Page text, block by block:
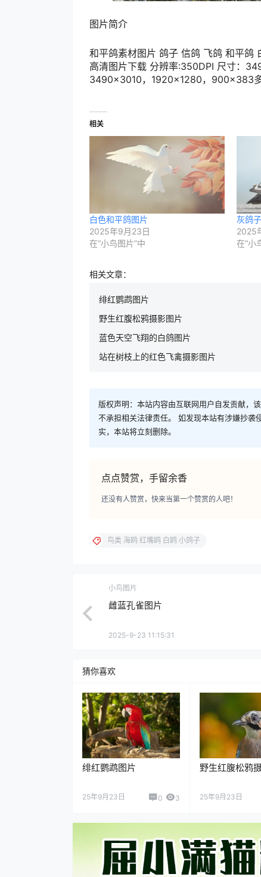
图片简介
和平鸽素材图片 鸽子 信鸽 飞鸽 和平鸽
高清图片下载 分辨率:350DPI 尺寸：
3490×3010，1920×1280，900×383多
相关
白色和平鸽图片
2025年9月23日
在“小鸟图片”中
灰鸽
2025
在“小
相关文章：
绯红鹦鹉图片
野生红腹松鸦摄影图片
蓝色天空飞翔的白鸽图片
站在树枝上的红色飞禽摄影图片
版权声明：本站内容由互联网用户自发贡献，
不承担相关法律责任。 如发现本站有涉嫌抄
实，本站将立刻删除。
点点赞赏，手留余香
还没有人赞赏，快来当第一个赞赏的人吧！
鸟类 海鸥 红嘴鸥 白鸥 小鸽子
小鸟图片
雌蓝孔雀图片
2025-9-23 11:15:31
猜你喜欢
绯红鹦鹉图片
25年9月23日 0 3
野生红腹松鸦
25年9月23日